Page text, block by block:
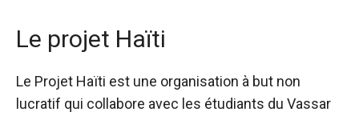
Le projet Haïti
Le Projet Haïti est une organisation à but non
lucratif qui collabore avec les étudiants du Vassar